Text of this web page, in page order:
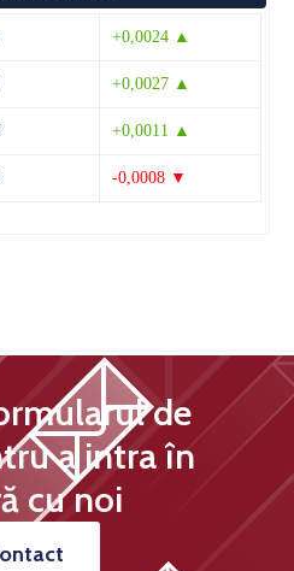
37°C 19°C
+0,0024 ▲
+0,0027 ▲
+0,0011 ▲
-0,0008 ▼
de
a intra în
cu noi